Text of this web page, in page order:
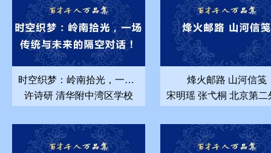
时空织梦：岭南拾光，一场传统与未来的隔空对话！
许诗研 清华附中湾区学校
烽火邮路 山河信笺